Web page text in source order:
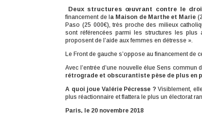
Deux structures œuvrant contre le
financement de l a Maison de Marthe et Marie
Paso (25 000€), très proche des milieux
sont référencées parmi les structures les plus
proposent de l’aide aux femmes en détresse ».
Le Front de gauche s’oppose au financement de
Avec l’entrée d’une nouvelle élue Sens
rétrograde et obscurantiste pèse de plus en
A quoi joue Valérie Pécresse ? Visiblement,
plus réactionnaire et flattera le plus un électorat
Paris, le 20 novembre 2018